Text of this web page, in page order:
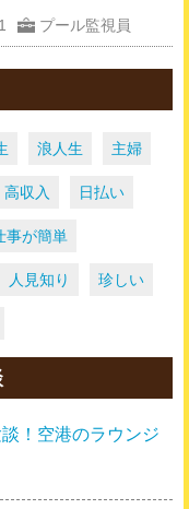
1 プール監視員
浪人生 主婦
高収入 日払い
事が簡単
人見知り 珍しい
！空港のラウンジ